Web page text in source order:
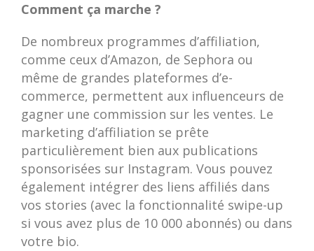
Comment ça marche ?
De nombreux programmes d’affiliation,
comme ceux d’Amazon, de Sephora ou
même de grandes plateformes d’e-
commerce, permettent aux influenceurs de
gagner une commission sur les ventes. Le
marketing d’affiliation se prête
particulièrement bien aux publications
sponsorisées sur Instagram. Vous pouvez
également intégrer des liens affiliés dans
vos stories (avec la fonctionnalité swipe-up
si vous avez plus de 10 000 abonnés) ou dans
votre bio.